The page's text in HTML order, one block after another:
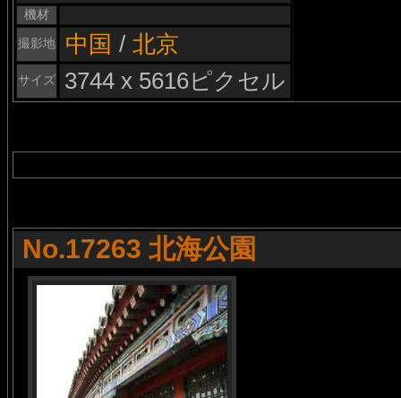
機材
撮影地
中国 / 北京
サイズ 3744 x 5616ピクセル
No.17263 北海公園